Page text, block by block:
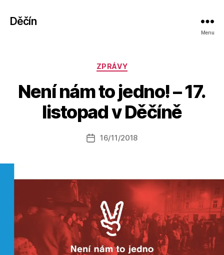
Děčín
Menu
Rubriky
ZPRÁVY
Není nám to jedno! – 17.
listopad v Děčíně
Autor
příspěvku
u
t
o
a
o
Datum
16/11/2018